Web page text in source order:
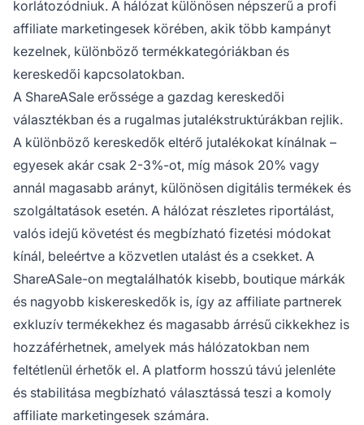
korlátozódniuk. A hálózat különösen népszerű a profi
affiliate marketingesek körében, akik több kampányt
kezelnek, különböző termékkategóriákban és
kereskedői kapcsolatokban.
A ShareASale erőssége a gazdag kereskedői
választékban és a rugalmas jutalékstruktúrákban rejlik.
A különböző kereskedők eltérő jutalékokat kínálnak –
egyesek akár csak 2-3%-ot, míg mások 20% vagy
annál magasabb arányt, különösen digitális termékek és
szolgáltatások esetén. A hálózat részletes riportálást,
valós idejű követést és megbízható fizetési módokat
kínál, beleértve a közvetlen utalást és a csekket. A
ShareASale-on megtalálhatók kisebb, boutique márkák
és nagyobb kiskereskedők is, így az affiliate partnerek
exkluzív termékekhez és magasabb árrésű cikkekhez is
hozzáférhetnek, amelyek más hálózatokban nem
feltétlenül érhetők el. A platform hosszú távú jelenléte
és stabilitása megbízható választássá teszi a komoly
affiliate marketingesek számára.